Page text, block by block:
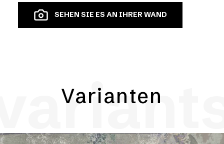
SEHEN SIE ES AN IHRER WAND
Varianten